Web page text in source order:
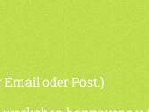
oder Post.)